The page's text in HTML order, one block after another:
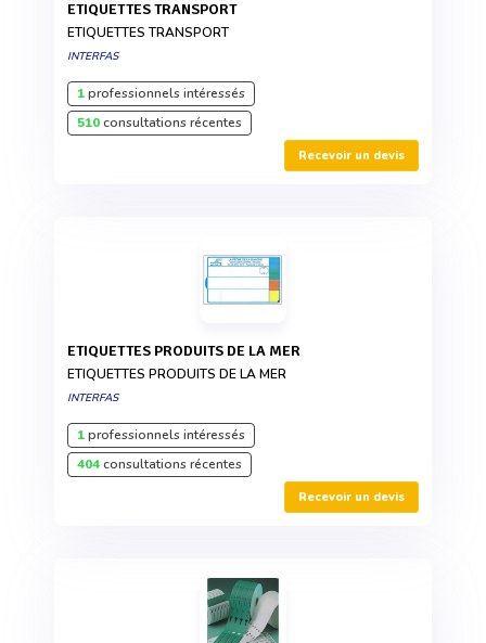
ETIQUETTES TRANSPORT
ETIQUETTES TRANSPORT
INTERFAS
1professionnels intéressés
510consultations récentes
Recevoir un devis
ETIQUETTES PRODUITS DE LA MER
ETIQUETTES PRODUITS DE LA MER
INTERFAS
1professionnels intéressés
404consultations récentes
Recevoir un devis